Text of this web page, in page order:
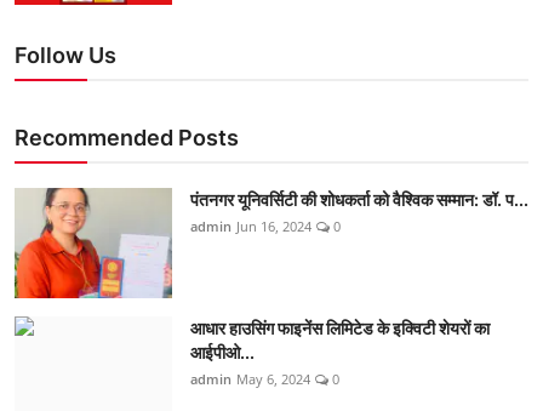
Follow Us
Recommended Posts
पंतनगर यूनिवर्सिटी की शोधकर्ता को वैश्विक सम्मान: डॉ. प...
admin Jun 16, 2024 0
आधार हाउसिंग फाइनेंस लिमिटेड के इक्विटी शेयरों का
आईपीओ...
admin May 6, 2024 0